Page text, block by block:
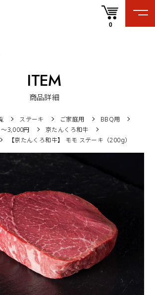
0
ITEM
商品詳細
ステーキ ご家庭用
BBQ用
〜3,000円
京たんくろ和牛
【京たんくろ和牛】 モモ ステーキ（200g）